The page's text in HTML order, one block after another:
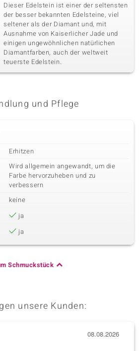
Dieser Edelstein ist einer der seltensten
der besser bekannten Edelsteine, viel
seltener als der Diamant und, mit
Ausnahme von Kaiserlicher Jade und
einigen ungewöhnlichen natürlichen
Diamantfarben, auch der weltweit
teuerste Edelstein.
und Pflege
Erhitzen
Wird allgemein angewandt, um die
Farbe hervorzuheben und zu
verbessern
keine
ja
ja
Schmuckstück
unsere Kunden:
08.08.2026